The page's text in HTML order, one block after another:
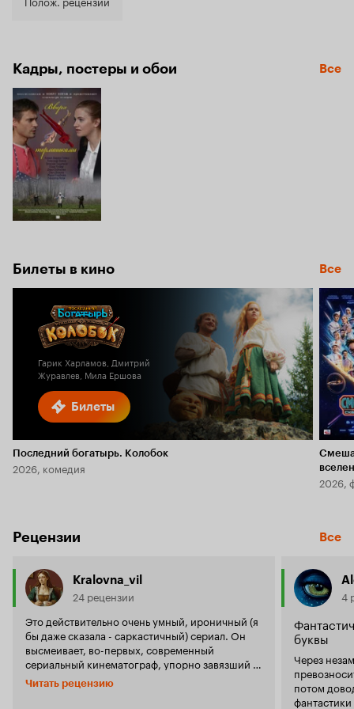
Кадры, постеры и обои Все
Билеты в кино Все
Билеты
Гарик Харламов, Дмитрий
Журавлев, Мила Ершова
Последний богатырь. Колобок
2026, комедия
2026,
Рецензии Все
Kralovna_vil
24 рецензии
Это действительно очень умный, ироничный (я
бы даже сказала - саркастичный) сериал. Он
высмеивает, во-первых, современный
сериальный кинематограф, упорно завязший в
девяностых и раз за разом перетирающий одну
и ту же тему: коррупция, воровство, тюрьма.
Читать рецензию
4
буквы
Через
потом